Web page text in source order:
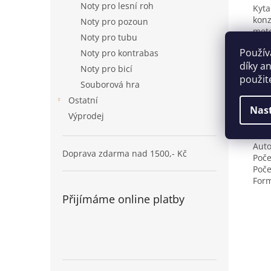
díky
Noty pro lesní roh
Noty pro pozoun
Noty pro tubu
Noty pro kontrabas
Noty pro bicí
Souborová hra
Ostatní
Výprodej
Doprava zdarma nad 1500,- Kč
Přijímáme online platby
a